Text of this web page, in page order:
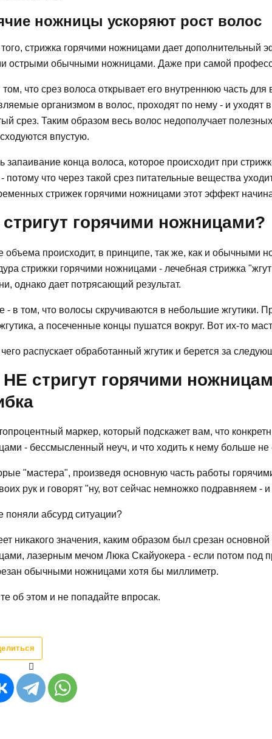
ножницы ускоряют рост волос
стрижка горячими ножницами дает дополнительный
острыми обычными ножницами. Даже при самой
том, что срез волоса открывает его внутреннюю часть
организмом в волос, проходят по нему - и уходят
срез. Таким образом весь волос недополучает
впустую.
запаивание конца волоса, которое происходит при
- потому что через такой срез питательные вещества
стрижек горячими ножницами этот эффект
стригут горячими ножницами?
объема происходит, в принципе, так же, как и
стрижки горячими ножницами - лечебная стрижка
однако дает потрясающий результат.
- в том, что волосы скручиваются в небольшие жгутики.
а посеченные концы пушатся вокруг. Вот их-то
распускает обработанный жгутик и берется за
НЕ стригут горячими
маркер, который подскажет вам, что
- бессмысленный неуч, и что ходить к нему больше не
"мастера", произведя основную часть работы
рук и говорят "ну, вот сейчас немножко подравняем
поняли абсурд ситуации?
никакого значения, каким образом был срезан
лазерным мечом Люка Скайуокера - если потом под
обычными ножницами хотя бы миллиметр.
об этом и не попадайте впросак.